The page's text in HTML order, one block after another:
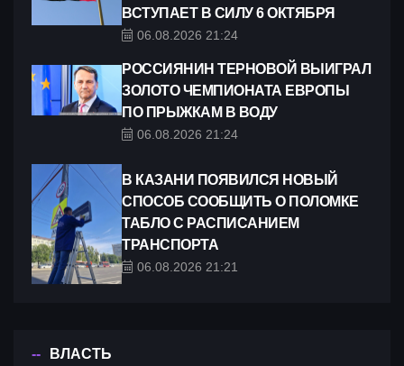
ВСТУПАЕТ В СИЛУ 6 ОКТЯБРЯ
06.08.2026 21:24
РОССИЯНИН ТЕРНОВОЙ ВЫИГРАЛ
ЗОЛОТО ЧЕМПИОНАТА ЕВРОПЫ
ПО ПРЫЖКАМ В ВОДУ
06.08.2026 21:24
В КАЗАНИ ПОЯВИЛСЯ НОВЫЙ
СПОСОБ СООБЩИТЬ О ПОЛОМКЕ
ТАБЛО С РАСПИСАНИЕМ
ТРАНСПОРТА
06.08.2026 21:21
ВЛАСТЬ